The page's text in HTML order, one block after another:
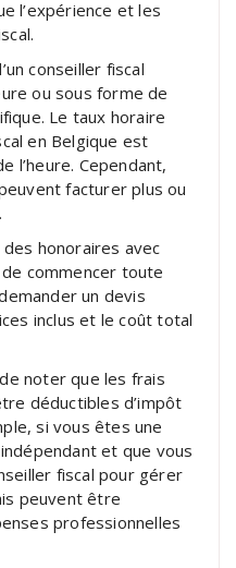
l’expérience et les
conseiller fiscal
ou sous forme de
Le taux horaire
en Belgique est
l’heure. Cependant,
facturer plus ou
honoraires avec
commencer toute
un devis
inclus et le coût total
noter que les frais
déductibles d’impôt
si vous êtes une
et que vous
fiscal pour gérer
peuvent être
professionnelles